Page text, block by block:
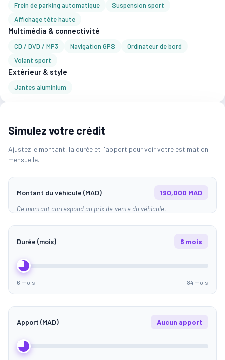
Frein de parking automatique
Suspension sport
Affichage tête haute
Multimédia & connectivité
CD / DVD / MP3 Navigation GPS
Ordinateur de bord
Volant sport
Extérieur & style
Jantes aluminium
Simulez votre crédit
Ajustez le montant, la durée et l'apport pour voir votre estimation
mensuelle.
Montant du véhicule (MAD) 190,000 MAD
Ce montant correspond au prix de vente du véhicule.
Durée (mois) 6 mois
6 mois 84 mois
Apport (MAD) Aucun apport